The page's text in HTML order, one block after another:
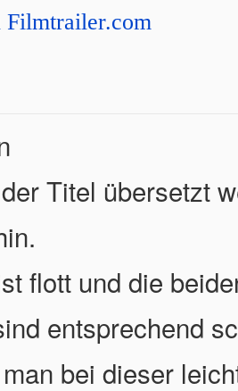
Titel übersetzt
flott und die
entsprechend
bei dieser